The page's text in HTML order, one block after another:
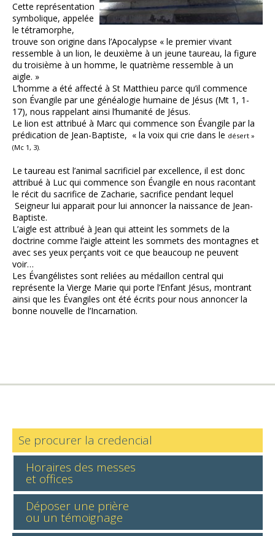
Cette représentation
symbolique, appelée
le tétramorphe,
trouve son origine dans l’Apocalypse « le premier vivant
ressemble à un lion, le deuxième à un jeune taureau, la figure
du troisième à un homme, le quatrième ressemble à un
aigle. »
L’homme a été affecté à St Matthieu parce qu’il commence
son Évangile par une généalogie humaine de Jésus (Mt 1, 1-
17), nous rappelant ainsi l’humanité de Jésus.
Le lion est attribué à Marc qui commence son Évangile par la
prédication de Jean-Baptiste, « la voix qui crie dans le désert »
(Mc 1, 3).
Le taureau est l’animal sacrificiel par excellence, il est donc
attribué à Luc qui commence son Évangile en nous racontant
le récit du sacrifice de Zacharie, sacrifice pendant lequel
Seigneur lui apparait pour lui annoncer la naissance de Jean-
Baptiste.
L’aigle est attribué à Jean qui atteint les sommets de la
doctrine comme l’aigle atteint les sommets des montagnes et
avec ses yeux perçants voit ce que beaucoup ne peuvent
voir…
Les Évangélistes sont reliées au médaillon central qui
représente la Vierge Marie qui porte l’Enfant Jésus, montrant
ainsi que les Évangiles ont été écrits pour nous annoncer la
bonne nouvelle de l’Incarnation.
Se procurer la credencial
Horaires des messes
et offices
Déposer une prière
ou un témoignage